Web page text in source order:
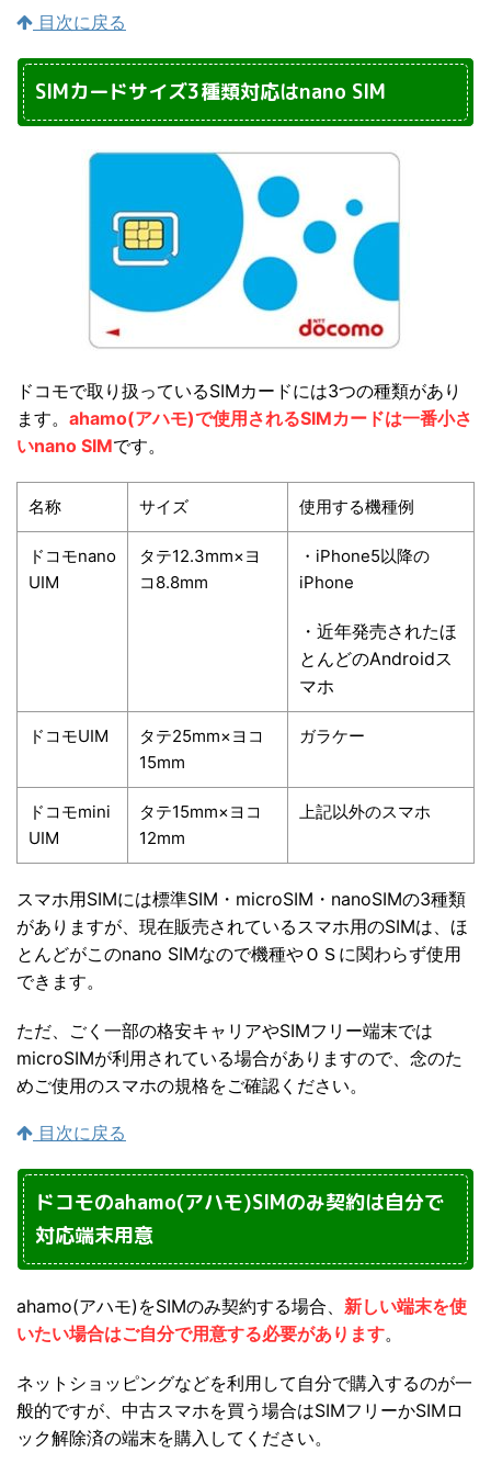
目次に戻る
SIMカードサイズ3種類対応はnano SIM
ドコモで取り扱っているSIMカードには3つの種類があり
ます。 ahamo(アハモ)で使用されるSIMカードは一番小さ
いnano SIMです。
名称 サイズ 使用する機種例
ドコモnano
UIM
タテ12.3mm×ヨ
コ8.8mm
・iPhone5以降の
iPhone
・近年発売されたほ
とんどのAndroidス
マホ
ドコモUIM
タテ25mm×ヨコ
15mm
ガラケー
ドコモmini
UIM
タテ15mm×ヨコ
12mm
上記以外のスマホ
スマホ用SIMには標準SIM・microSIM・nanoSIMの3種類
がありますが、現在販売されているスマホ用のSIMは、ほ
とんどがこのnano SIMなので機種やＯＳに関わらず使用
できます。
ただ、ごく一部の格安キャリアやSIMフリー端末では
microSIMが利用されている場合がありますので、念のた
めご使用のスマホの規格をご確認ください。
目次に戻る
ドコモのahamo(アハモ)SIMのみ契約は自分で
対応端末用意
ahamo(アハモ)をSIMのみ契約する場合、 新しい端末を使
いたい場合はご自分で用意する必要があります。
ネットショッピングなどを利用して自分で購入するのが一
般的ですが、中古スマホを買う場合はSIMフリーかSIMロ
ック解除済の端末を購入してください。